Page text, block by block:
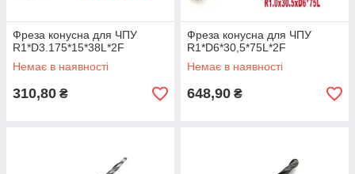
Фреза конусна для ЧПУ
R1*D3.175*15*38L*2F
Немає в наявності
310,80 ₴
Фреза конусна для ЧПУ
R1*D6*30,5*75L*2F
Немає в наявності
648,90 ₴